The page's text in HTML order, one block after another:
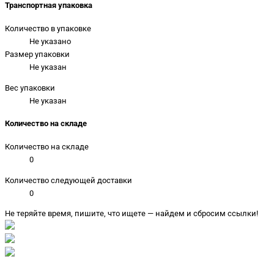
Транспортная упаковка
Количество в упаковке
Не указано
Размер упаковки
Не указан
Вес упаковки
Не указан
Количество на складе
Количество на складе
0
Количество следующей доставки
0
Не теряйте время, пишите, что ищете — найдем и сбросим ссылки!